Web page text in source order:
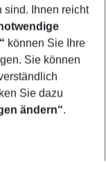
sind. Ihnen reicht
können Sie Ihre
Sie können
Sie dazu
ändern“.